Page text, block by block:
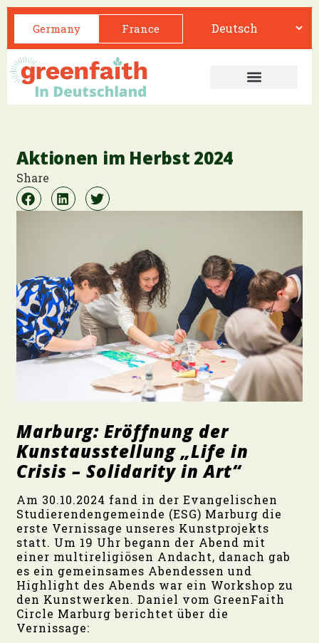
Germany France
Aktionen im Herbst 2024
Share
Marburg: Eröffnung der
Kunstausstellung „Life in
Crisis – Solidarity in Art“
Am 30.10.2024 fand in der Evangelischen
Studierendengemeinde (ESG) Marburg die
erste Vernissage unseres Kunstprojekts
statt. Um 19 Uhr begann der Abend mit
einer multireligiösen Andacht, danach gab
es ein gemeinsames Abendessen und
Highlight des Abends war ein Workshop zu
den Kunstwerken. Daniel vom GreenFaith
Circle Marburg berichtet über die
Vernissage: